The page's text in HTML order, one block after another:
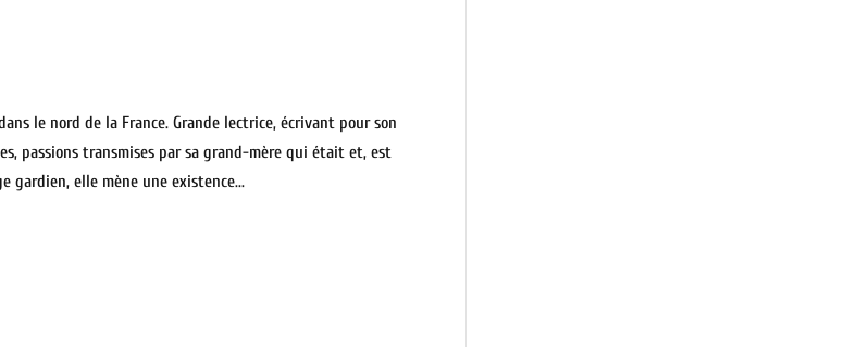
le nord de la France. Grande lectrice, écrivant pour son
passions transmises par sa grand-mère qui était et, est
gardien, elle mène une existence...